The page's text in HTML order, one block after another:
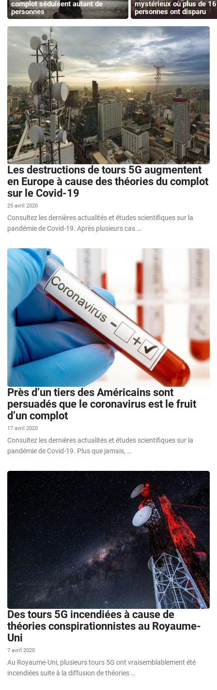
complot séduisent autant de
personnes
mystérieux où plus de
personnes ont disparu
Les destructions de tours 5G augmentent
en Europe à cause des théories du complot
sur le Covid-19
25 avril 2020
Consultez les dernières actualités et études scientifiques sur la
pandémie de Covid-19. Après plusieurs cas …
Près d’un tiers des Américains sont
persuadés que le coronavirus est le fruit
d’un complot
17 avril 2020
Consultez les dernières actualités et études scientifiques sur la
pandémie de Covid-19. Plus que jamais, …
Des tours 5G incendiées à cause de
théories conspirationnistes au Royaume-
Uni
7 avril 2020
Au Royaume-Uni, plusieurs tours 5G ont vraisemblablement été
incendiées suite à la diffusion de théories …